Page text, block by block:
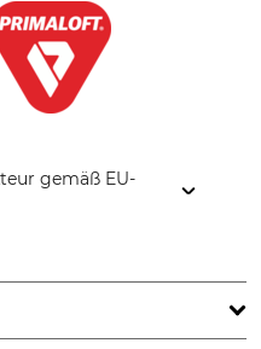
gemäß EU-